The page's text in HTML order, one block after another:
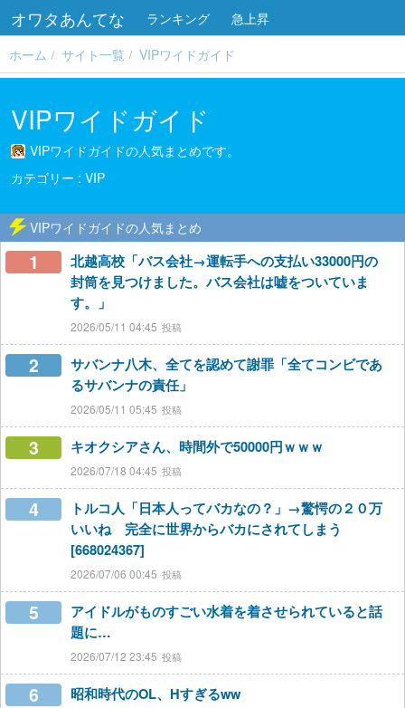
オワタあんてな ランキング
急上昇
ホーム
サイト一覧 VIPワイドガイド
VIPワイドガイド
VIPワイドガイドの人気まとめです。
VIP
VIPワイドガイドの人気まとめ
1
北越高校「バス会社→運転手への支払い33000円の
封筒を見つけました。バス会社は嘘をついていま
す。」
2026/05/11 04:45
2
サバンナ八木、全てを認めて謝罪「全てコンビであ
るサバンナの責任」
2026/05/11 05:45
3 キオクシアさん、時間外で50000円ｗｗｗ
2026/07/18 04:45
4
トルコ人「日本人ってバカなの？」→驚愕の２０万
いいね 完全に世界からバカにされてしまう
[668024367]
2026/07/06 00:45
5
アイドルがものすごい水着を着させられていると話
題に…
2026/07/12 23:45
6 昭和時代のOL、Hすぎるww